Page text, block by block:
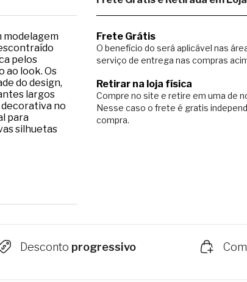
modelagem
pelos
ao look. Os
do design,
largos
no
para
silhuetas
Frete Grátis
O benefício do será aplicável nas
serviço de entrega nas compras
Retirar na loja física
Compre no site e retire em uma de
Nesse caso o frete é gratis
compra.
Desconto progressivo